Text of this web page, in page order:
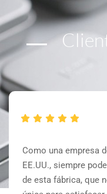
Como una empresa
EE.UU., siempre
de esta fábrica, que